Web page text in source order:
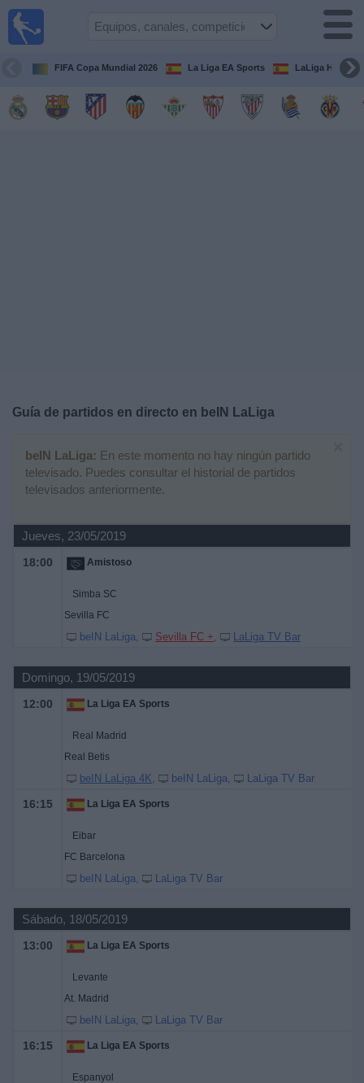
FIFA Copa Mundial 2026 La Liga EA Sports LaLiga
Guía de partidos en directo en beIN LaLiga
beIN LaLiga: En este momento no hay ningún partido
televisado. Puedes consultar el historial de partidos
televisados anteriormente.
Jueves, 23/05/2019
18:00 Amistoso
Simba SC
Sevilla FC
beIN LaLiga Sevilla FC + LaLiga TV Bar
Domingo, 19/05/2019
12:00 La Liga EA Sports
Real Madrid
Real Betis
beIN LaLiga 4K beIN LaLiga LaLiga TV Bar
16:15 La Liga EA Sports
Eibar
FC Barcelona
beIN LaLiga LaLiga TV Bar
Sábado, 18/05/2019
13:00 La Liga EA Sports
Levante
At. Madrid
beIN LaLiga LaLiga TV Bar
16:15 La Liga EA Sports
Espanyol
Guía de
Televisados
Noticias
Widget